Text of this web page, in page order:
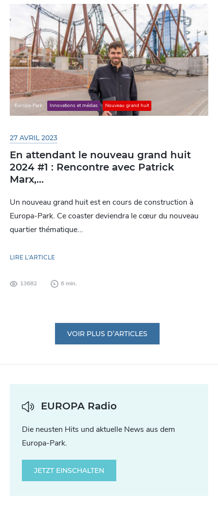
Europa-Park Innovations et médias Nouveau grand huit
27 AVRIL 2023
En attendant le nouveau grand huit
2024 #1 : Rencontre avec Patrick
Marx,...
Un nouveau grand huit est en cours de construction à
Europa-Park. Ce coaster deviendra le cœur du nouveau
quartier thématique...
LIRE L'ARTICLE
13682 6 min.
VOIR PLUS D’ARTICLES
EUROPA Radio
Die neusten Hits und aktuelle News aus dem
Europa-Park.
JETZT EINSCHALTEN